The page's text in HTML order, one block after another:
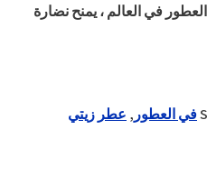
في العالم ، يمنح نضارة
في العطور, عطر زيتي